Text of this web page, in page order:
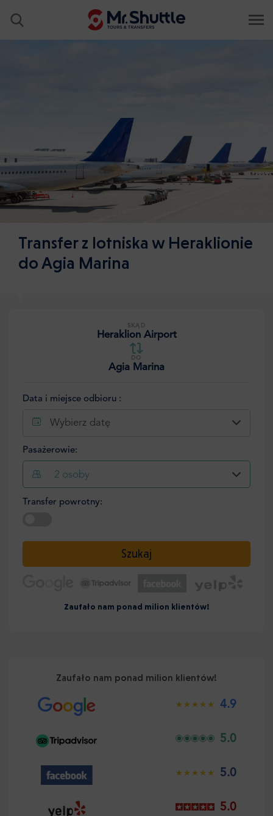
Transfer z lotniska w Heraklionie
do Agia Marina
SKĄD
Heraklion Airport
DO
Agia Marina
Data i miejsce odbioru :
Wybierz datę
Pasażerowie:
2 osoby
Transfer powrotny:
Szukaj
Zaufało nam ponad milion klientów!
Zaufało nam ponad milion klientów!
4.9
5.0
5.0
5.0